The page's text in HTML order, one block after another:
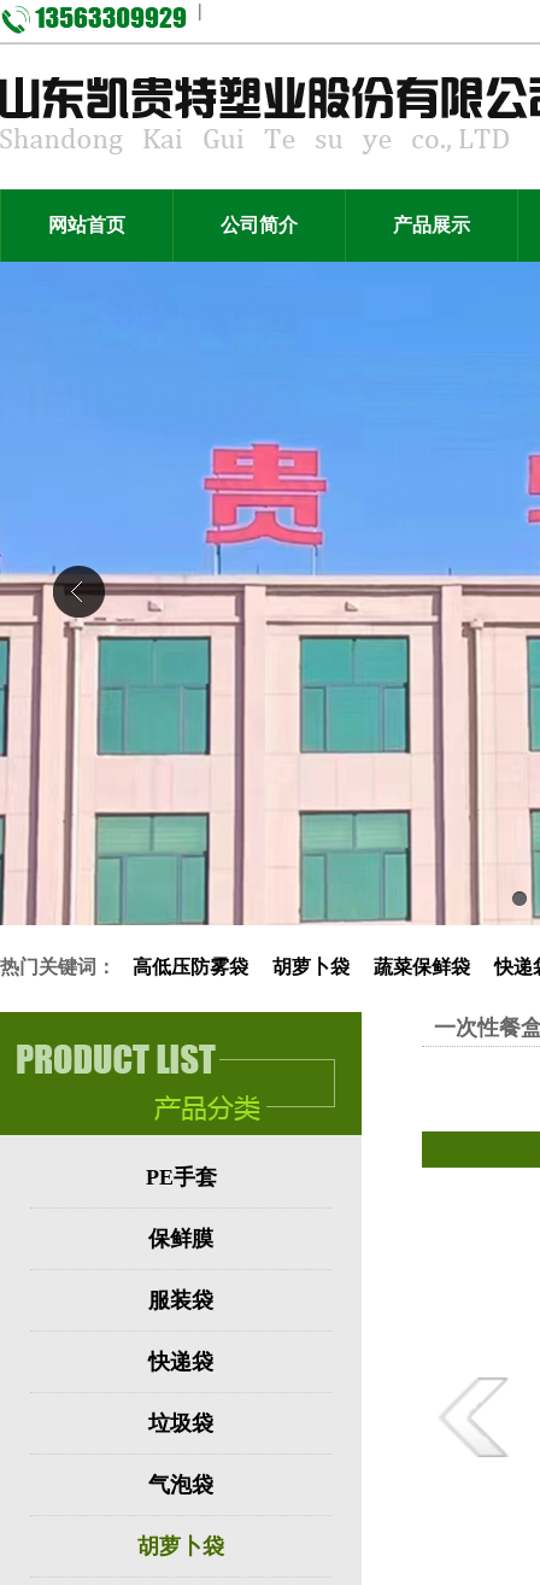
|
网站首页 公司简介 产品展示
热门关键词： 高低压防雾袋 胡萝卜袋 蔬菜保鲜袋 快递
PE手套
保鲜膜
服装袋
快递袋
垃圾袋
气泡袋
胡萝卜袋
一次性餐